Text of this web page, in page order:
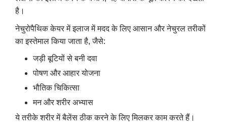
है।
नेचुरोपैथिक केयर में इलाज में मदद के लिए आसान और नेचुरल तरीकों
का इस्तेमाल किया जाता है, जैसे:
जड़ी बूटियों से बनी दवा
पोषण और आहार योजना
भौतिक चिकित्सा
मन और शरीर अभ्यास
ये तरीके शरीर में बैलेंस ठीक करने के लिए मिलकर काम करते हैं।